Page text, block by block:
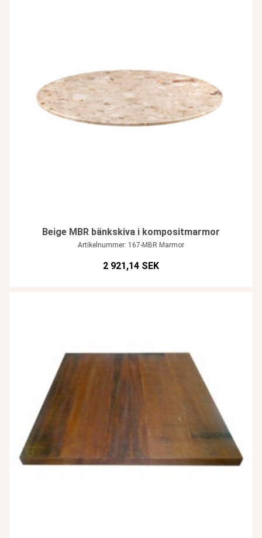
Beige MBR bänkskiva i kompositmarmor
Artikelnummer: 167-MBR Marmor
2 921,14 SEK